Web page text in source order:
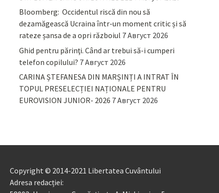
Bloomberg: Occidentul riscă din nou să
dezamăgească Ucraina într-un moment critic și să
rateze șansa de a opri războiul 7 Август 2026
Ghid pentru părinţi. Când ar trebui să-i cumperi
telefon copilului? 7 Август 2026
CARINA ȘTEFANESA DIN MARȘINȚI A INTRAT ÎN
TOPUL PRESELECȚIEI NAȚIONALE PENTRU
EUROVISION JUNIOR- 2026 7 Август 2026
Copyright © 2014-2021 Libertatea Cuvântului
Adresa redacției: